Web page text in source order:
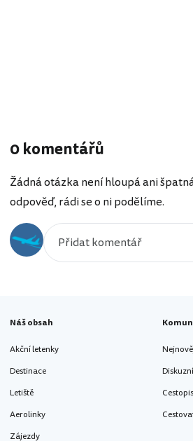
0 komentářů
Žádná otázka není hloupá ani
odpověď, rádi se o ni podělíme.
Náš obsah
Akční letenky
Destinace
Letiště
Aerolinky
Zájezdy